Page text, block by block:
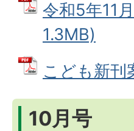
令和5年11
1.3MB)
こども新刊
10月号